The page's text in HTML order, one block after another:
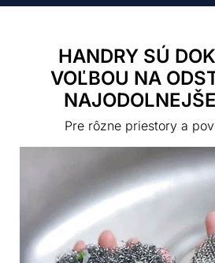
HANDRY SÚ
VOĽBOU NA
Pre rôzne priestory a